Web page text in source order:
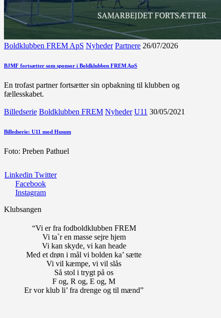
Boldklubben FREM ApS Nyheder Partnere 26/07/2026
BJMF fortsætter som sponsor i Boldklubben FREM ApS
En trofast partner fortsætter sin opbakning til klubben og
fællesskabet.
Billedserie Boldklubben FREM Nyheder U11 30/05/2021
Billedserie: U11 mod Husum
Foto: Preben Pathuel
Linkedin Twitter
Facebook
Instagram
Klubsangen
“Vi er fra fodboldklubben FREM
Vi ta`r en masse sejre hjem
Vi kan skyde, vi kan heade
Med et drøn i mål vi bolden ka’ sætte
Vi vil kæmpe, vi vil slås
Så stol i trygt på os
F og, R og, E og, M
Er vor klub li’ fra drenge og til mænd”